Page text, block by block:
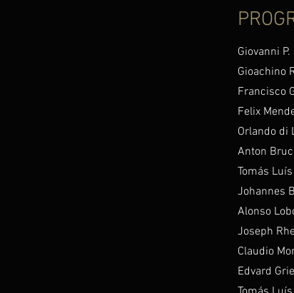
Giovanni
Gioachino
Francisco
Felix
Orlando di
Anton
Tomás
Johannes
Alonso
Joseph
Claudio
Edvard